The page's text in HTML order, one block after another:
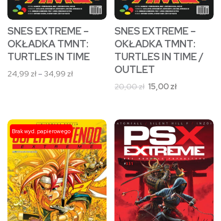
na
stronie
produktu
SNES EXTREME –
OKŁADKA TMNT:
TURTLES IN TIME
24,99 zł– 34,99 złZakres
do
34,99 zł
na
stronie
produktu
SNES EXTREME –
OKŁADKA TMNT:
TURTLES IN TIME /
OUTLET
20,00zł Pierwotna
20,00 zł.
15,00zł
15,00 zł.
Ten
produkt
ma
wiele
wariantów.
Opcje
można
Brak wyd. papierowego
Ten
produkt
ma
wiele
wariantów.
Opcje
można